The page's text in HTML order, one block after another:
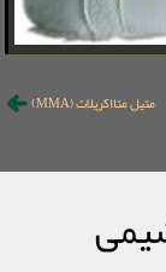
متیل متااکریلات (MMA)